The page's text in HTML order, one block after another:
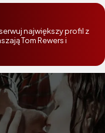
największy profil z
Tom Rewers i